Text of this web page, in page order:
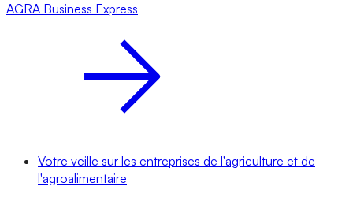
AGRA Business Express
Votre veille sur les entreprises de l'agriculture et de
l'agroalimentaire